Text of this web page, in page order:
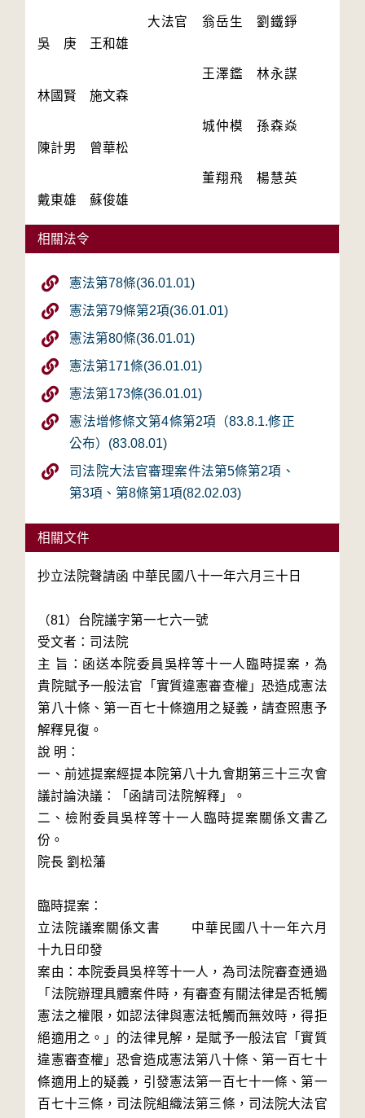
大法官　翁岳生　劉鐵錚
王澤鑑　林永謀
城仲模　孫森焱
董翔飛　楊慧英
相關法令
憲法第78條(36.01.01)
憲法第79條第2項(36.01.01)
憲法第80條(36.01.01)
憲法第171條(36.01.01)
憲法第173條(36.01.01)
憲法增修條文第4條第2項（83.8.1.修正
公布）(83.08.01)
司法院大法官審理案件法第5條第2項、
第3項、第8條第1項(82.02.03)
相關文件
抄立法院聲請函 中華民國八十一年六月三十日
（81）台院議字第一七六一號
受文者：司法院
主 旨：函送本院委員吳梓等十一人臨時提案，為
貴院賦予一般法官「實質違憲審查權」恐造成憲法
第八十條、第一百七十條適用之疑義，請查照惠予
解釋見復。
說 明：
一、前述提案經提本院第八十九會期第三十三次會
議討論決議：「函請司法院解釋」。
二、檢附委員吳梓等十一人臨時提案關係文書乙
份。
院長 劉松藩
臨時提案：
立法院議案關係文書　　 中華民國八十一年六月
十九日印發
案由：本院委員吳梓等十一人，為司法院審查通過
「法院辦理具體案件時，有審查有關法律是否牴觸
憲法之權限，如認法律與憲法牴觸而無效時，得拒
絕適用之。」的法律見解，是賦予一般法官「實質
違憲審查權」恐會造成憲法第八十條、第一百七十
條適用上的疑義，引發憲法第一百七十一條、第一
百七十三條，司法院組織法第三條，司法院大法官